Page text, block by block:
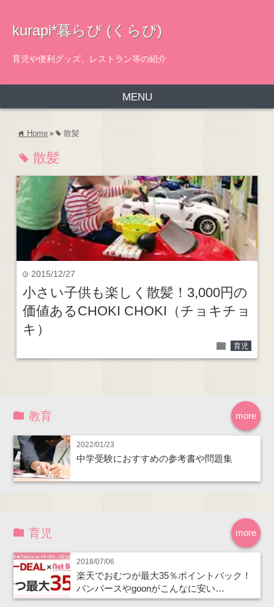
kurapi*暮らぴ (くらぴ)
育児や便利グッズ、レストラン等の紹介
MENU
home Home » tag 散髪
tag 散髪
time 2015/12/27
小さい子供も楽しく散髪！3,000円の
価値あるCHOKI CHOKI（チョキチョ
キ）
folder 育児
more
教育
2022/01/23
中学受験におすすめの参考書や問題集
more
育児
2018/07/06
楽天でおむつが最大35％ポイントバック！
パンパースやgoonがこんなに安い…